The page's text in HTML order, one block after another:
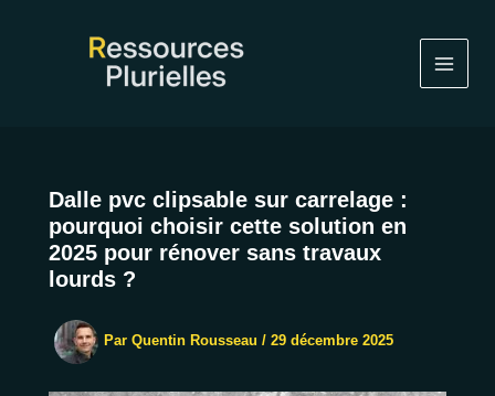
Dalle pvc clipsable sur carrelage :
pourquoi choisir cette solution en
2025 pour rénover sans travaux
lourds ?
Par Quentin Rousseau / 29 décembre 2025